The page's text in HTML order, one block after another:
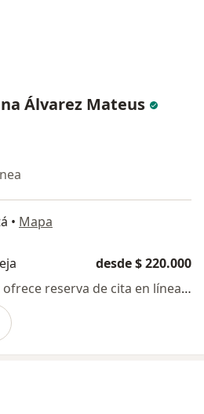
Álvarez Mateus
• Mapa
desde $ 220.000
Este especialista no ofrece reserva de cita en línea en esta dirección.